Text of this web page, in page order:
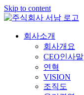
Skip to content
회사소개
회사개요
CEO인사말
연혁
VISION
조직도